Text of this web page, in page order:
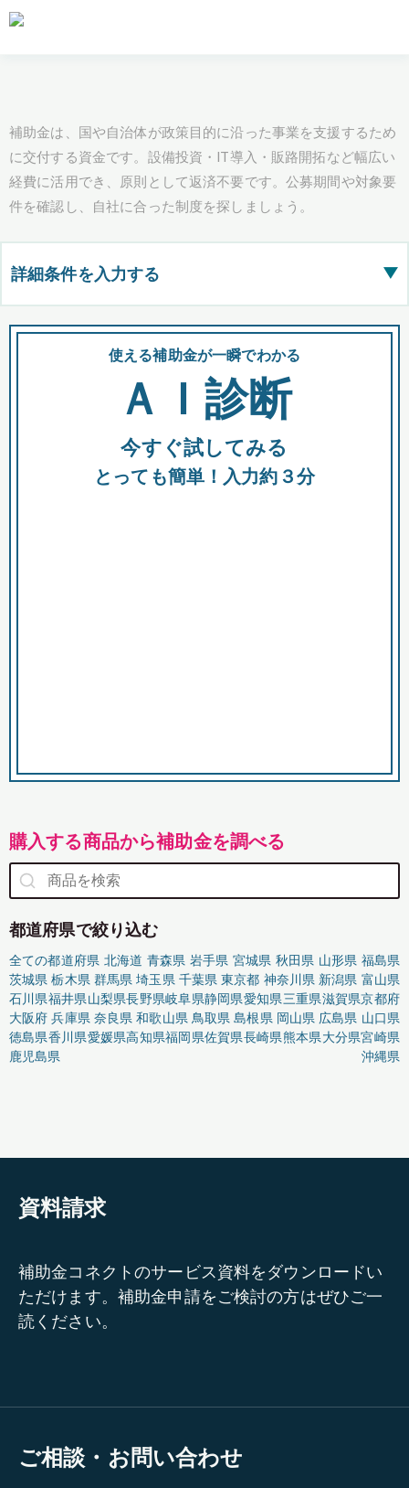
補助金は、国や自治体が政策目的に沿った事業を支援するため
に交付する資金です。設備投資・IT導入・販路開拓など幅広い
経費に活用でき、原則として返済不要です。公募期間や対象要
件を確認し、自社に合った制度を探しましょう。
詳細条件を入力する ▶
都道府県
全国の検索結果を含めて表示
助成金 融資 出資
使える補助金が一瞬でわかる
ＡＩ診断
今すぐ試してみる
とっても簡単！入力約３分
購入する商品から補助金を調べる
都道府県で絞り込む
全ての都道府県 北海道 青森県 岩手県 宮城県 秋田県 山形県 福島県
茨城県 栃木県 群馬県 埼玉県 千葉県 東京都 神奈川県 新潟県 富山県
石川県福井県山梨県長野県岐阜県静岡県愛知県三重県滋賀県京都府
大阪府 兵庫県 奈良県 和歌山県 鳥取県 島根県 岡山県 広島県 山口県
徳島県香川県愛媛県高知県福岡県佐賀県長崎県熊本県大分県宮崎県
鹿児島県
沖縄県
資料請求
補助金コネクトのサービス資料をダウンロードい
ただけます。補助金申請をご検討の方はぜひご一
読ください。
ご相談・お問い合わせ